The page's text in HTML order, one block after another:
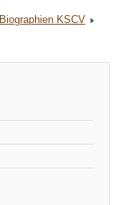
Biographien KSCV